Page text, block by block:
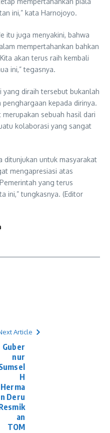
ini,” kata Harnojoyo.
itu juga menyakini, bahwa
mempertahankan bahkan
akan terus raih kembali
ini,” tegasnya.
yang diraih tersebut bukanlah
kepada dirinya.
sebuah hasil dari
kolaborasi yang sangat
ditunjukan untuk masyarakat
mengapresiasi atas
yang terus
ini,” tungkasnya. (Editor
Article
Guber
nur
H
Herma
n Deru
an
TOM